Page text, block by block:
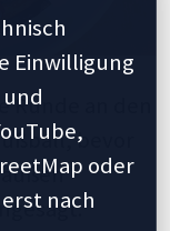
Runde an den
bevor
Einwilligung
oder
nach